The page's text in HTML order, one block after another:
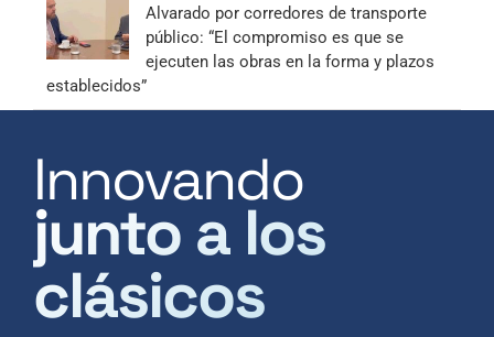
Alvarado por corredores de transporte
público: “El compromiso es que se
ejecuten las obras en la forma y plazos
establecidos”
Innovando
junto a los
clásicos